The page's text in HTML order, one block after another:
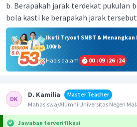
b. Berapakah jarak terdekat pukulan
bola kasti ke berapakah jarak
Ikuti Tryout SNBT & Menangkan
100rb
Habis dalam
00 :09 :26 :24
D. Kamilia
Master Teacher
Mahasiswa/Alumni Universitas Negeri
Jawaban terverifikasi